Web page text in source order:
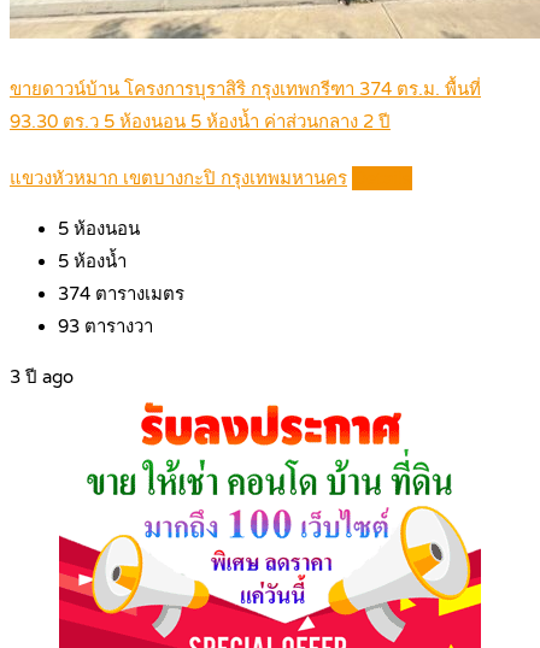
ขายดาวน์บ้าน โครงการบุราสิริ กรุงเทพกรีฑา 374 ตร.ม. พื้นที่
93.30 ตร.ว 5 ห้องนอน 5 ห้องน้ำ ค่าส่วนกลาง 2 ปี
แขวงหัวหมาก เขตบางกะปิ กรุงเทพมหานคร
5 ห้องนอน
5 ห้องน้ำ
374 ตารางเมตร
93 ตารางวา
3 ปี ago